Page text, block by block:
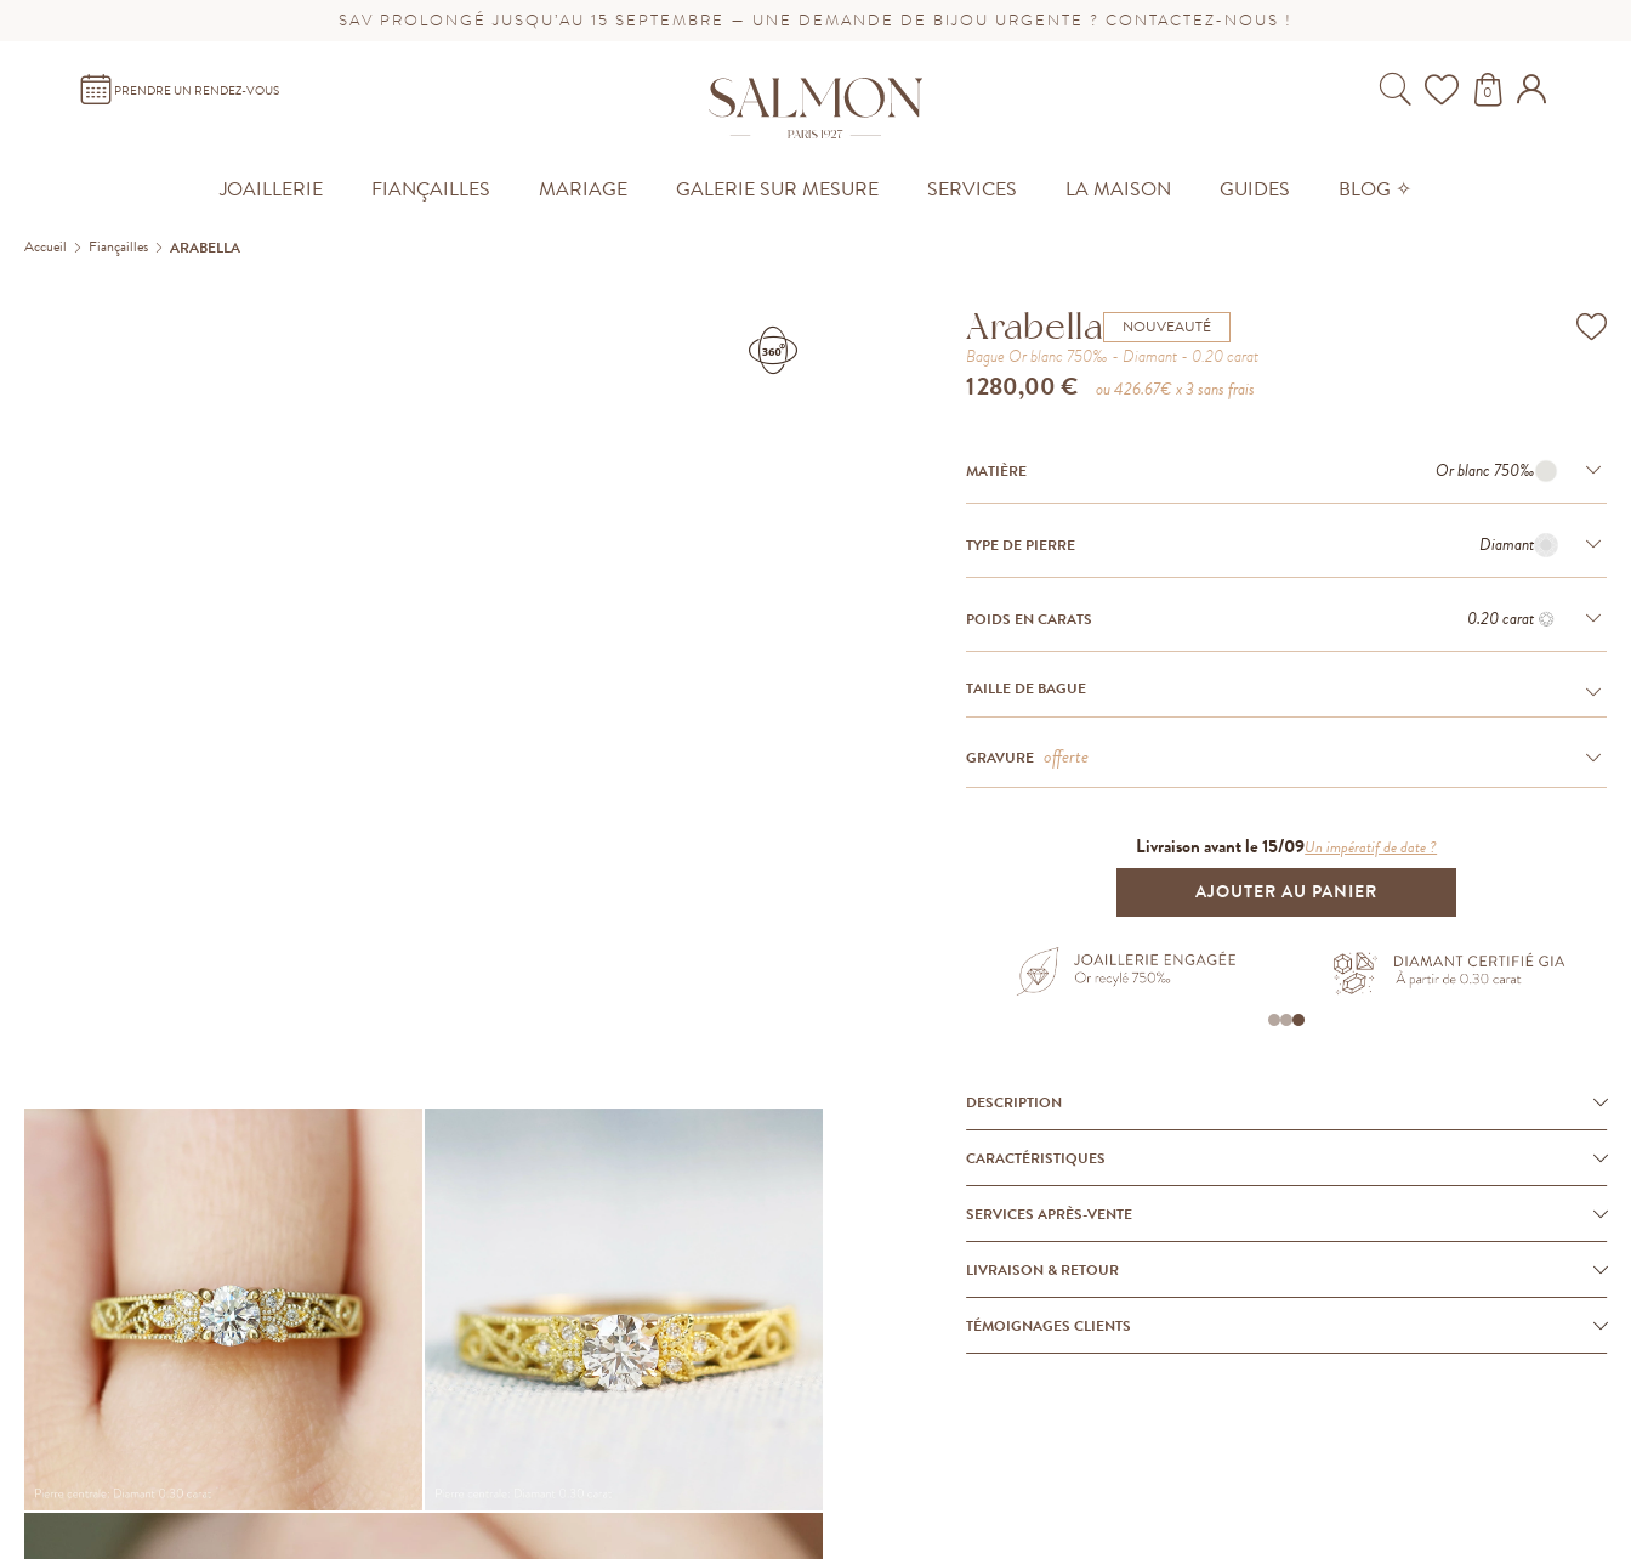
SAV PROLONGÉ JUSQU’AU 15 SEPTEMBRE — UNE DEMANDE DE BIJOU URGENTE ? CONTACTEZ-NOUS !
PRENDRE UN RENDEZ-VOUS
JOAILLERIE FIANÇAILLES MARIAGE GALERIE SUR MESURE SERVICES LA MAISON GUIDES BLOG ✧
0
Accueil Fiançailles ARABELLA
Loading 3D view
Arabella NOUVEAUTÉ
Bague Or blanc 750‰ Diamant 0.20carat
1 280,00 € ou426.67€ x 3 sans frais
MATIÈRE Or blanc 750‰
TYPE DE PIERRE Diamant
POIDS EN CARATS 0.20 carat
TAILLE DE BAGUE
GRAVURE offerte
Livraison avant le 15/09Un impératif de date ?
AJOUTER AU PANIER
DESCRIPTION
CARACTÉRISTIQUES
SERVICES APRÈS-VENTE
LIVRAISON & RETOUR
TÉMOIGNAGES CLIENTS